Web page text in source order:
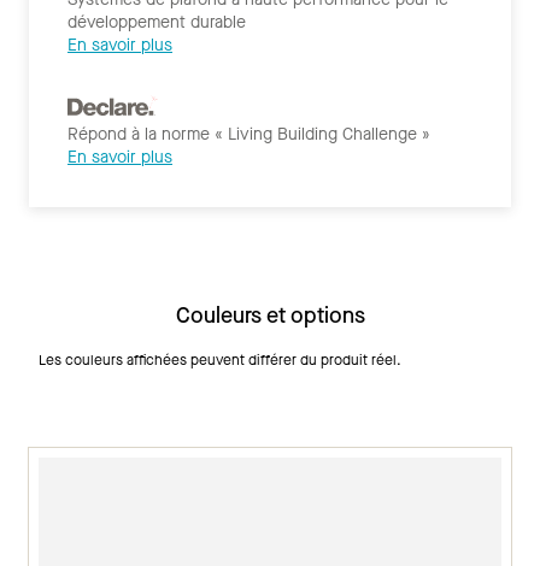
développement durable
En savoir plus
Répond à la norme « Living Building Challenge »
En savoir plus
Couleurs et options
Les couleurs affichées peuvent différer du produit réel.